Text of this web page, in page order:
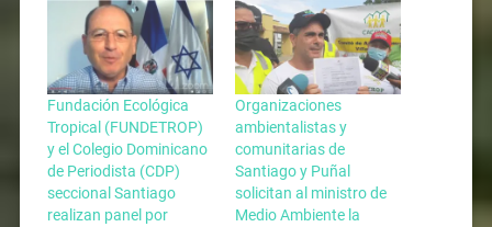
Fundación Ecológica
Tropical (FUNDETROP)
y el Colegio Dominicano
de Periodista (CDP)
seccional Santiago
realizan panel por
Organizaciones
ambientalistas y
comunitarias de
Santiago y Puñal
solicitan al ministro de
Medio Ambiente la